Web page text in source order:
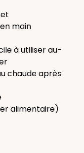
main
à utiliser au-
chaude après
alimentaire)